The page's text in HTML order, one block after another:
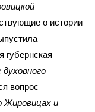
о истории
губернская
вопрос
Жировицах и